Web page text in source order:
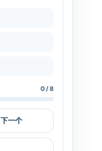
0 / 8
下一个